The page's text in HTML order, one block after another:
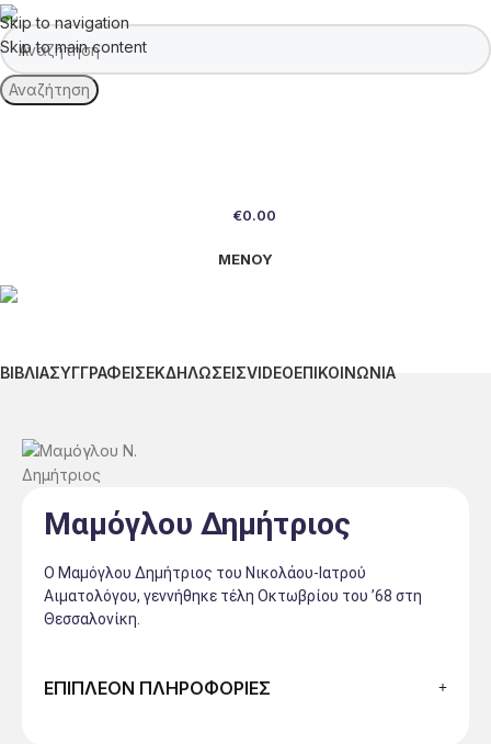
Skip to navigation
Skip to main content
Αναζήτηση
€0.00
ΜΕΝΟΥ
ΒΙΒΛΙΑΣΥΓΓΡΑΦΕΙΣΕΚΔΗΛΩΣΕΙΣVIDEOΕΠΙΚΟΙΝΩΝΙΑ
Μαμόγλου Δημήτριος
Ο Μαμόγλου Δημήτριος του Νικολάου-Ιατρού
Αιματολόγου, γεννήθηκε τέλη Οκτωβρίου του ’68 στη
Θεσσαλονίκη.
ΕΠΙΠΛΕΟΝ ΠΛΗΡΟΦΟΡΙΕΣ